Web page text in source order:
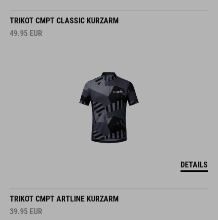
TRIKOT CMPT CLASSIC KURZARM
49.95 EUR
DETAILS
TRIKOT CMPT ARTLINE KURZARM
39.95 EUR